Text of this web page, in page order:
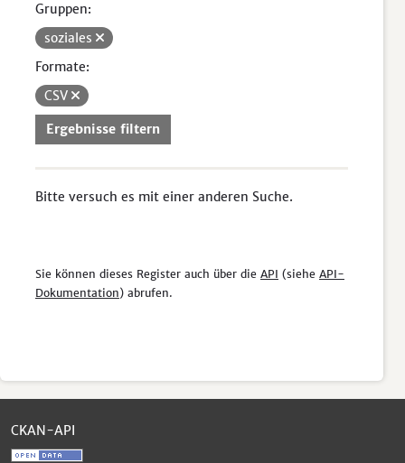
Gruppen:
soziales
Formate:
CSV
Ergebnisse filtern
Bitte versuch es mit einer anderen Suche.
Sie können dieses Register auch über die API (siehe API-
Dokumentation) abrufen.
CKAN-API